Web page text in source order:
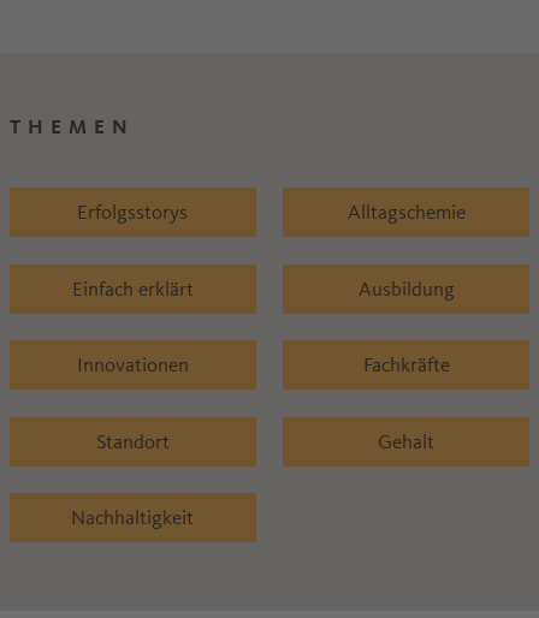
THEMEN
Erfolgsstorys Alltagschemie
Einfach erklärt Ausbildung
Innovationen Fachkräfte
Standort Gehalt
Nachhaltigkeit